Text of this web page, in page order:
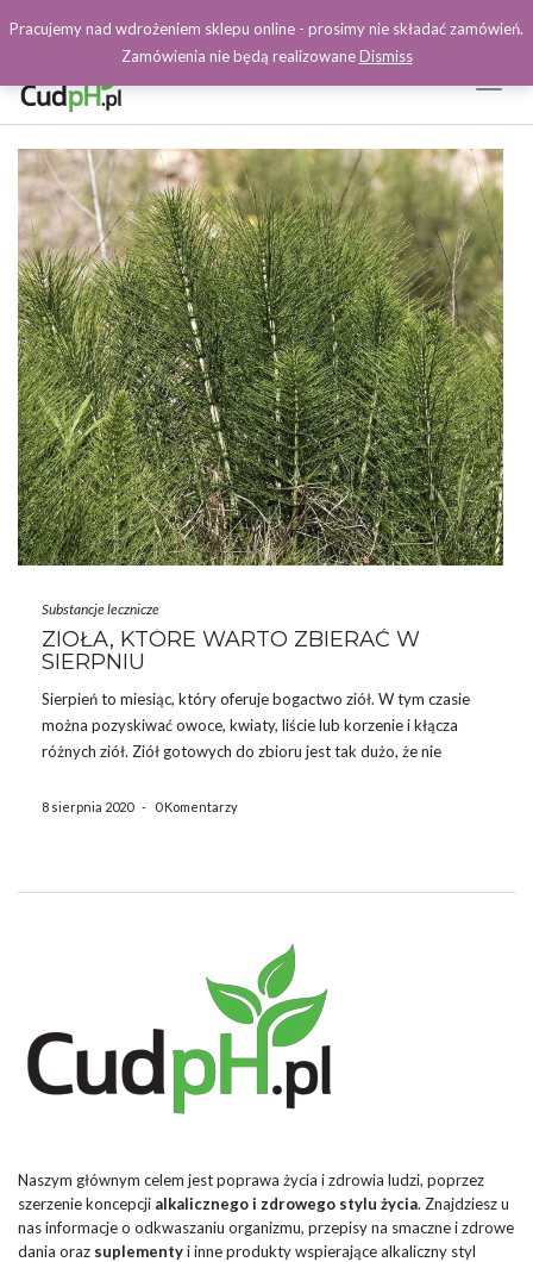
Facebook
Substancje lecznicze
ZIOŁA, KTÓRE WARTO ZBIERAĆ W
SIERPNIU
Sierpień to miesiąc, który oferuje bogactwo ziół. W tym czasie
można pozyskiwać owoce, kwiaty, liście lub korzenie i kłącza
różnych ziół. Ziół gotowych do zbioru jest tak dużo, że nie
przedstawiamy kilka najpopularniejszych, które można pozyskać
8 sierpnia 2020 - 0 Komentarzy
Naszym głównym celem jest poprawa życia i zdrowia ludzi, poprzez
szerzenie koncepcji alkalicznego i zdrowego stylu życia. Znajdziesz u
nas informacje o odkwaszaniu organizmu, przepisy na smaczne i zdrowe
dania oraz suplementyi inne produkty wspierające alkaliczny styl
Pracujemy nad wdrożeniem sklepu online - prosimy nie składać zamówień.
Zamówienia nie będą realizowaneDismiss